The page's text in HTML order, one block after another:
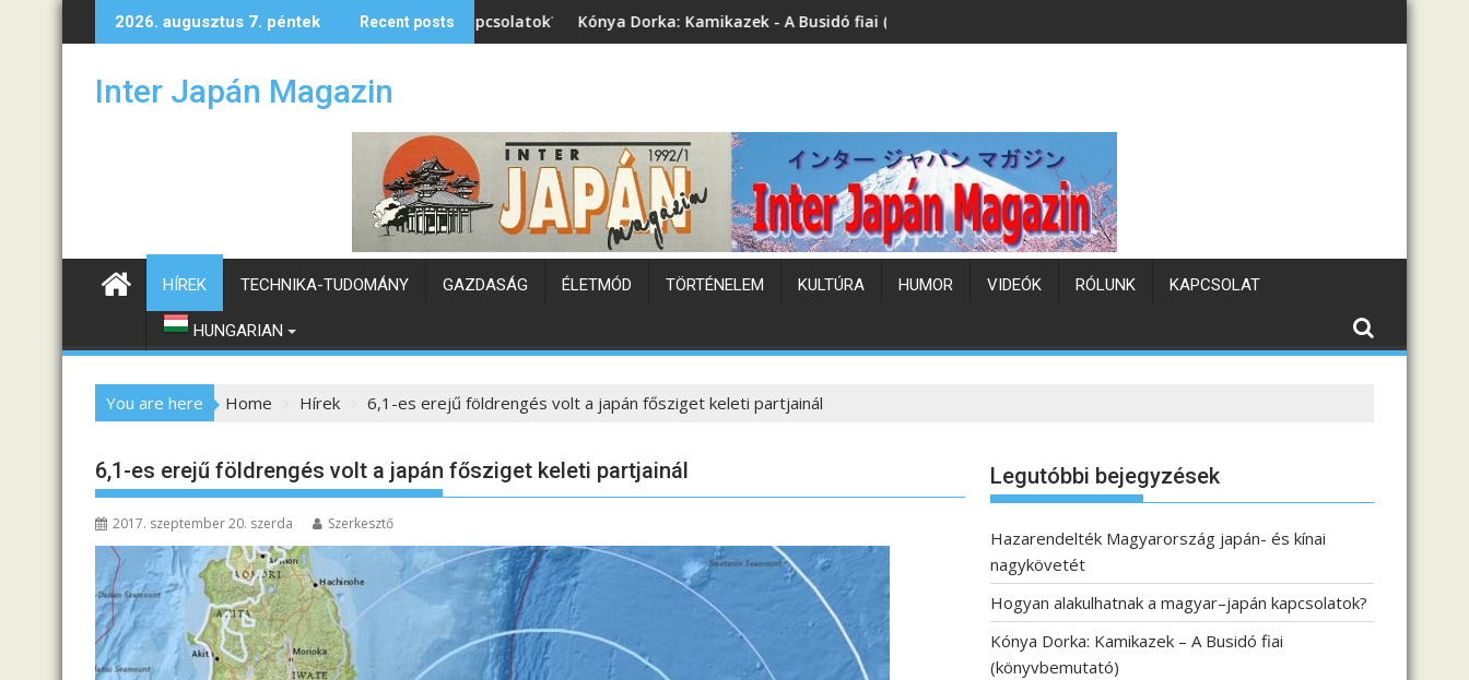
k
2026. augusztus 7. péntek Recent posts
alakulhatnak a magyar–japán kapcsolatok? Kónya Dorka: Kamikazek - A Busidó fiai (könyvbemutató)Japán hőhullám
Inter Japán Magazin
HÍREK TECHNIKA-TUDOMÁNY GAZDASÁG ÉLETMÓD TÖRTÉNELEM KULTÚRA HUMOR VIDEÓK RÓLUNK KAPCSOLAT
HUNGARIAN
You are here Home Hírek 6,1-es erejű földrengés volt a japán fősziget keleti partjainál
6,1-es erejű földrengés volt a japán fősziget keleti partjainál
2017. szeptember 20. szerda Szerkesztő
Legutóbbi bejegyzések
Hazarendelték Magyarország japán- és kínai
nagykövetét
Hogyan alakulhatnak a magyar–japán kapcsolatok?
Kónya Dorka: Kamikazek – A Busidó fiai
(könyvbemutató)